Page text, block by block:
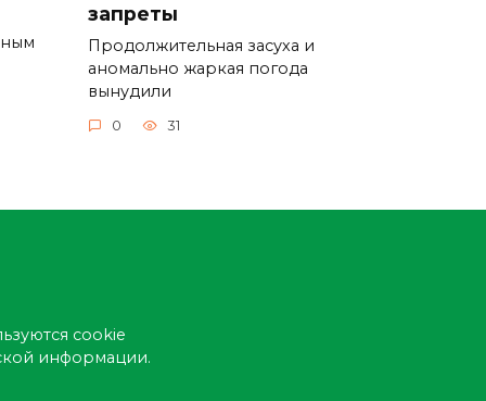
запреты
Продолжительная засуха и
аномально жаркая погода
вынудили
0 31
cookie
информации.